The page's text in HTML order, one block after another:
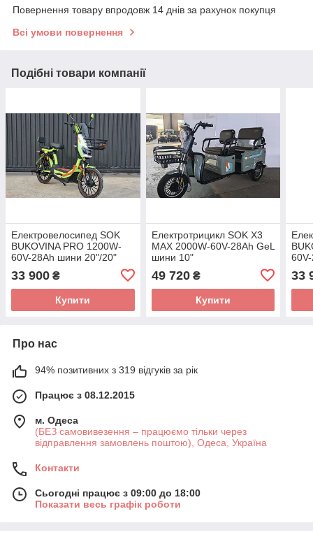
Повернення товару впродовж 14 днів за рахунок покупця
Всі умови повернення
Подібні товари компанії
Електровелосипед SOK
BUKOVINA PRO 1200W-
60V-28Ah шини 20"/20"
33 900 ₴
Купити
Електротрицикл SOK X3
МАХ 2000W-60V-28Ah GeL
шини 10"
49 720₴
Купити
33
Про нас
94% позитивних з 319 відгуків за рік
Працює з 08.12.2015
м. Одеса
(БЕЗ самовивезення – працюємо тільки через
відправлення замовлень поштою), Одеса, Україна
Контакти
Сьогодні працює з 09:00 до 18:00
Показати весь графік роботи